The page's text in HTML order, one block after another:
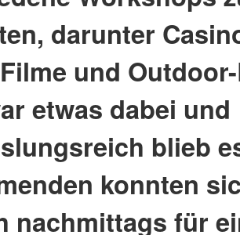
darunter
und
etwas dabei und
blieb
konnten
nachmittags für